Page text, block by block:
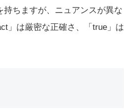
ちますが、ニュアンスが異な
」は厳密な正確さ、「true」は